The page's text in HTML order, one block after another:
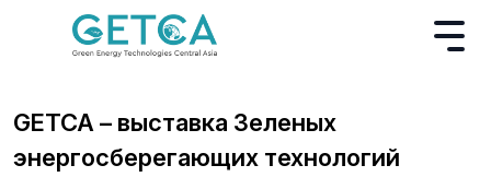
GETCA – выставка Зеленых
энергосберегающих технологий